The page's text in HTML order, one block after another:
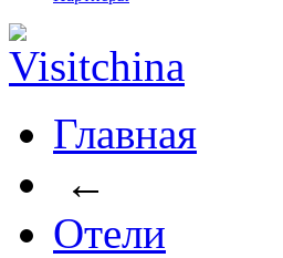
Главная
←
Отели